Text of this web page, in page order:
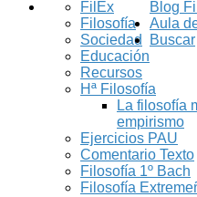
Blog
FilEx
Filosofía
Sociedad
Educación
Recursos
Aula
Hª Filosofía
La filosofía
empirismo
Ejercicios PAU
Comentario Texto
Filosofía 1º Bach
Filosofía
Buscar